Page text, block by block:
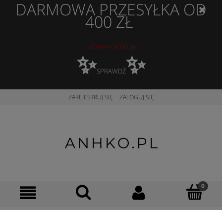
DARMOWA PRZESYŁKA OD
400 ZŁ
NOWA KOLEKCJA
✨SPRAWDŹ✨
ZAREJESTRUJ SIĘ ZALOGUJ SIĘ